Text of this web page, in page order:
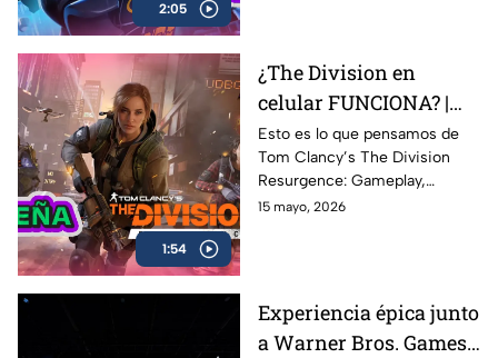
2:05
1:54
¿The Division en
celular FUNCIONA? |
Probamos Tom
Clancy's The Division
Resurgence AZE
Review
Esto es lo que pensamos de
Tom Clancy’s The Division
Resurgence: Gameplay,
gráficos, combate, mundo
15 mayo, 2026
Experiencia épica junto
a Warner Bros. Games